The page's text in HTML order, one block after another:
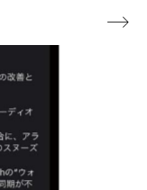
